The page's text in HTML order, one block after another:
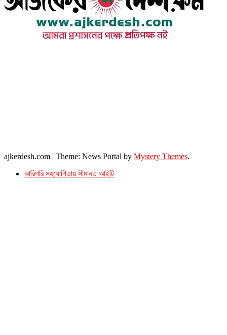
ajkerdesh.com | Theme: News Portal by Mystery Themes.
কারিগরি সহযোগিতায় সীমান্ত আইটি